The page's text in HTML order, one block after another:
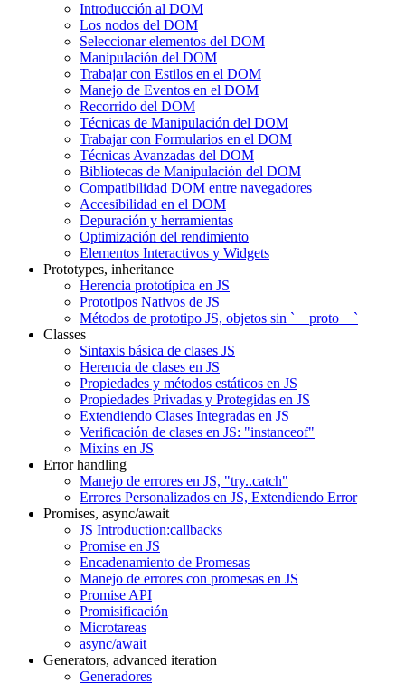
Introducción al DOM
Los nodos del DOM
Seleccionar elementos del DOM
Manipulación del DOM
Trabajar con Estilos en el DOM
Manejo de Eventos en el DOM
Recorrido del DOM
Técnicas de Manipulación del DOM
Trabajar con Formularios en el DOM
Técnicas Avanzadas del DOM
Bibliotecas de Manipulación del DOM
Compatibilidad DOM entre navegadores
Accesibilidad en el DOM
Depuración y herramientas
Optimización del rendimiento
Elementos Interactivos y Widgets
Prototypes, inheritance
Herencia prototípica en JS
Prototipos Nativos de JS
Métodos de prototipo JS, objetos sin `__proto__`
Classes
Sintaxis básica de clases JS
Herencia de clases en JS
Propiedades y métodos estáticos en JS
Propiedades Privadas y Protegidas en JS
Extendiendo Clases Integradas en JS
Verificación de clases en JS: "instanceof"
Mixins en JS
Error handling
Manejo de errores en JS, "try..catch"
Errores Personalizados en JS, Extendiendo Error
Promises, async/await
JS Introduction:callbacks
Promise en JS
Encadenamiento de Promesas
Manejo de errores con promesas en JS
Promise API
Promisificación
Microtareas
async/await
Generators, advanced iteration
Generadores